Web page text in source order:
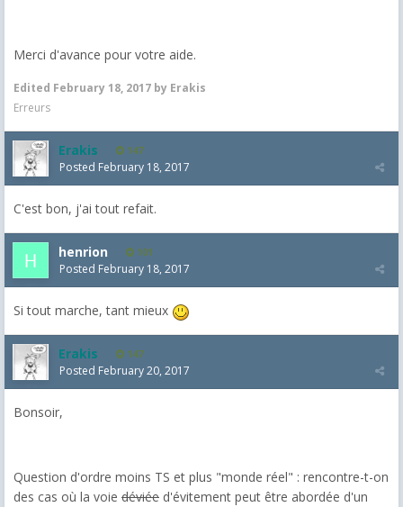
Merci d'avance pour votre aide.
Edited February 18, 2017 by Erakis
Erreurs
Erakis 147
Posted February 18, 2017
C'est bon, j'ai tout refait.
henrion 101
Posted February 18, 2017
Si tout marche, tant mieux
Erakis 147
Posted February 20, 2017
Bonsoir,
Question d'ordre moins TS et plus "monde réel" : rencontre-t-on
des cas où la voie déviée d'évitement peut être abordée d'un